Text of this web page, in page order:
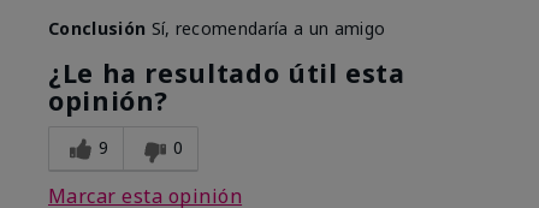
Conclusión Sí, recomendaría a un amigo
¿Le ha resultado útil esta
opinión?
9 0
Marcar esta opinión